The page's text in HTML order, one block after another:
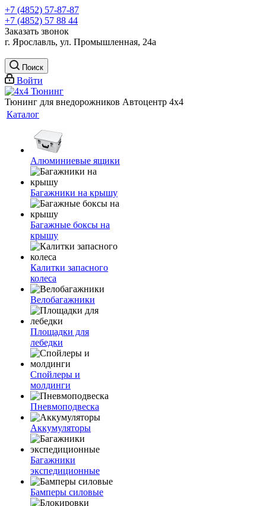
+7 (4852) 57-87-87
+7 (4852) 57 88 44
Заказать звонок
г. Ярославль, ул. Промышленная, 24а
Поиск
Войти
Тюнинг для внедорожников Автоцентр 4х4
Каталог
Алюминиевые ящики
Багажники на крышу
Багажные боксы на
крышу
Калитки запасного
колеса
Велобагажники
Площадки для
лебедки
Спойлеры и
молдинги
Пневмоподвеска
Аккумуляторы
Багажники
экспедиционные
Бамперы силовые